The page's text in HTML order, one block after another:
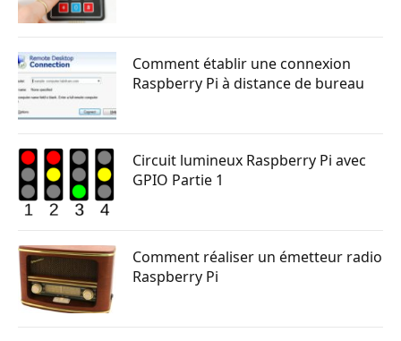
Comment établir une connexion
Raspberry Pi à distance de bureau
Circuit lumineux Raspberry Pi avec
GPIO Partie 1
Comment réaliser un émetteur radio
Raspberry Pi